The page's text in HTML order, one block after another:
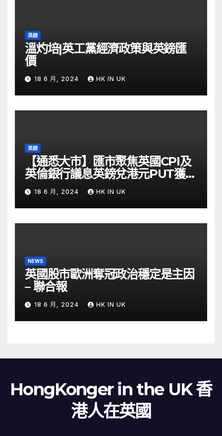
英鎊
溫灼培|英工黨經濟政策與英鎊匯
價
18 6 月, 2024 HK IN UK
英鎊
【通悉大市】匯市聚焦英國CPI及
英倫銀行議息英鎊兌港元PUT獲資
金留意 – Now 財經
18 6 月, 2024 HK IN UK
NEWS
英國股市歐洲奪冠政治穩定是主因
– 聯合報
18 6 月, 2024 HK IN UK
HongKonger in the UK 香
港人在英國